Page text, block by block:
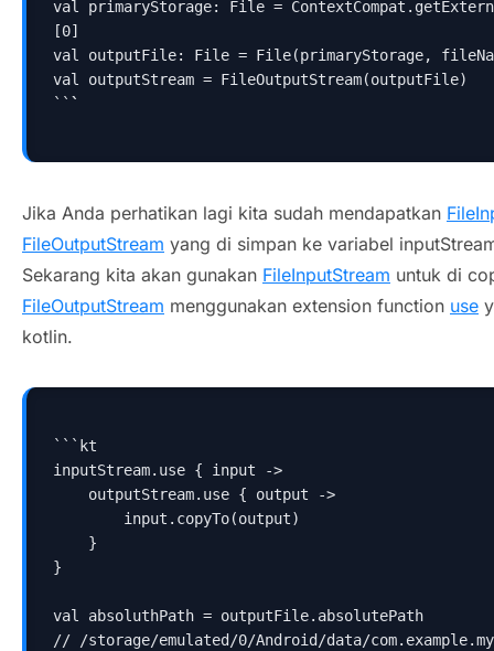
val primaryStorage: File =
[0]
val outputFile: File = File(primaryStorage,
val outputStream = FileOutputStream(outputFile)
`` `
Jika Anda perhatikan lagi kita sudah mendapatkan
FileOutputStream yang di simpan ke variabel
Sekarang kita akan gunakan FileInputStream untuk di
FileOutputStream menggunakan extension function use
kotlin.
```kt
inputStream.use { input ->
outputStream.use { output ->
input.copyTo(output)
}
}
val absoluthPath = outputFile.absolutePath
// /storage/emulated/0/Android/data/